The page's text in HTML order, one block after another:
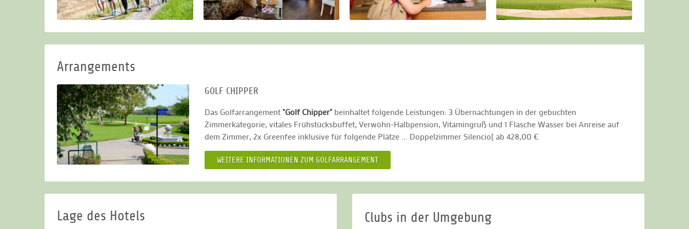
oder Gesichtsbehandlung das Wohlbefinden spürbar steigert. Nach einem erfolgreichen Tag auf dem Golfplatz tut ein
Besuch im hauseigenen Thermalbad mit finnischer Außensauna und Kräutersauna auch einfach gut. Hier fließt
Arrangements
GOLF CHIPPER
Das Golfarrangement "Golf Chipper" beinhaltet folgende Leistungen: 3 Übernachtungen in der gebuchten
Zimmerkategorie, vitales Frühstücksbuffet, Verwöhn-Halbpension, Vitamingruß und 1 Flasche Wasser bei Anreise auf
dem Zimmer, 2x Greenfee inklusive für folgende Plätze ... Doppelzimmer Silencio[ ab 428,00 €
WEITERE INFORMATIONEN ZUM GOLFARRANGEMENT
Lage des Hotels Clubs in der Umgebung